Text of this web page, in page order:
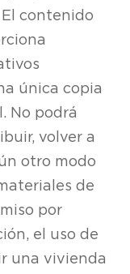
contenido
única copia
No podrá
volver a
otro modo
de
por
el uso de
una vivienda